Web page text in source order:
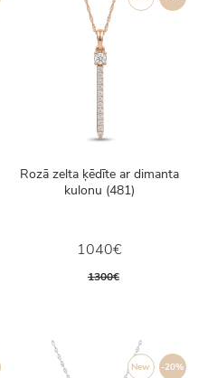
Rozā zelta ķēdīte ar dimanta
kulonu (481)
1040€
1300€
-20%
New